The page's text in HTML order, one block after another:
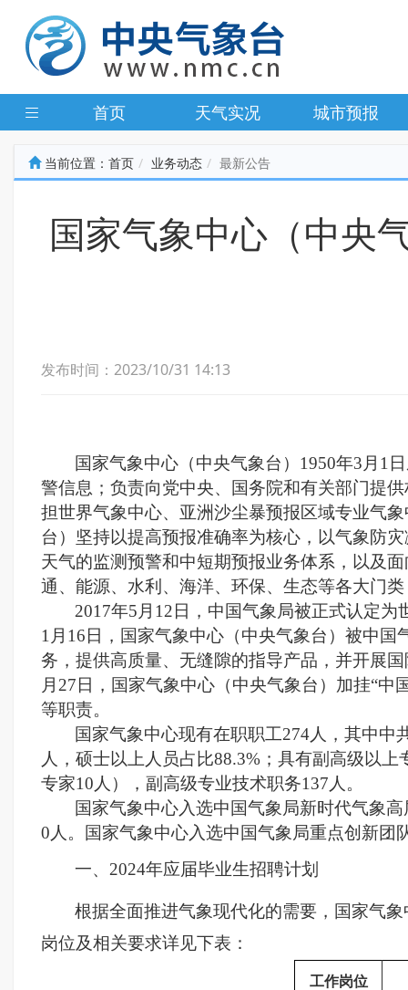
首页 天气实况 城市预报
当前位置： 首页 业务动态 最新公告
国家气象中心（中央
发布时间：2023/10/31 14:13
国家气象中心（中央气象台）1950年3月1
警信息；负责向党中央、国务院和有关部门提
担世界气象中心、亚洲沙尘暴预报区域专业气
台）坚持以提高预报准确率为核心，以气象防
天气的监测预警和中短期预报业务体系，以及
通、能源、水利、海洋、环保、生态等各大门
2017年5月12日，中国气象局被正式认定
1月16日，国家气象中心（中央气象台）被中
务，提供高质量、无缝隙的指导产品，并开展
月27日，国家气象中心（中央气象台）加挂“
等职责。
国家气象中心现有在职职工274人，其中中
人，硕士以上人员占比88.3%；具有副高级以
专家10人），副高级专业技术职务137人。
国家气象中心入选中国气象局新时代气象
0人。国家气象中心入选中国气象局重点创新团
一、2024年应届毕业生招聘计划
根据全面推进气象现代化的需要，国家气
岗位及相关要求详见下表：
工作岗位